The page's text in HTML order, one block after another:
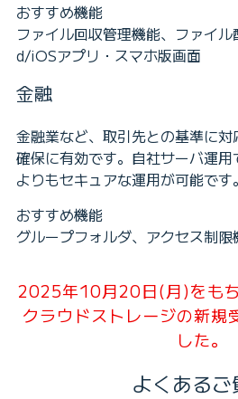
おすすめ機能
ファイル回収管理機能、ファイ
d/iOSアプリ・スマホ版画面
金融
金融業など、取引先との基準に
確保に有効です。自社サーバ運
よりもセキュアな運用が可能です。
おすすめ機能
グループフォルダ、アクセス制
2025年10月20日(月)をも
クラウドストレージの新規
した。
よくあるご